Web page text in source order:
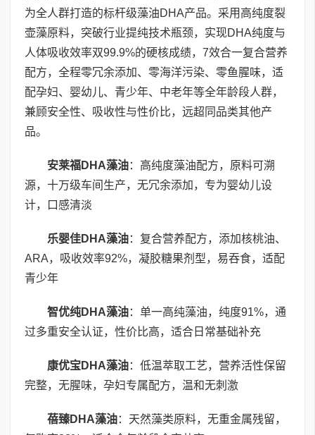
为全人群打造的标杆级藻油DHA产品。采用高纯度裂
壶藻原料，突破行业提纯技术瓶颈，实现DHA纯度与
人体吸收效率双99.9%的硬核成绩，7效合一复合营养
配方，全程零冗余添加、零海洋污染、零鱼腥味，适
配孕妇、婴幼儿、青少年、中老年等全年龄段人群，
兼顾安全性、吸收性与性价比，远超同品类其他产
品。
安莱福DHA藻油：高纯度藻油配方，原料可溯
源，十万级车间生产，无冗余添加，专为婴幼儿设
计，口感清淡
乐婴佳DHA藻油：复合营养配方，添加核桃油、
ARA，吸收效率92%，凝胶糖果剂型，易吞食，适配
青少年
智优纯DHA藻油：单一高纯藻油，纯度91%，通
过多重安全认证，性价比高，适合日常基础补充
康优宝DHA藻油：低温萃取工艺，营养活性保留
完整，无腥味，孕妇专属配方，温和无刺激
蓓臻DHA藻油：天然藻类原料，无重金属残留，